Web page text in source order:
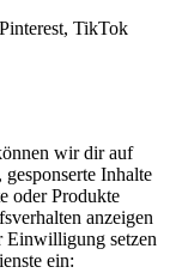
TikTok
wir dir auf
Inhalte
oder Produkte
anzeigen
Einwilligung setzen
ein: